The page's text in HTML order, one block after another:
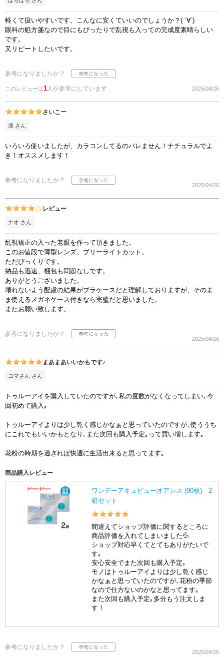
軽くて扱いやすいです。こんなに安くていいのでしょうか？( ´∀`)
眼科の処方箋なので目にもぴったりで乱視も入っての完成度素晴らしい
です。
又リピートしたいです。
参考になりましたか？
このレビューは1 人が参考にしています 2025/04/26
さいこー
凛 さん
いろいろ使いましたが、カラコンしてるのバレません！ナチュラルでよ
き！オススメします！
参考になりましたか？
2025/04/26
レビュー
ナオ さん
乱視矯正の入った老眼を作って頂きました。
このお値段で薄型レンズ、ブリーライトカット。
ただびっくりです。
納品も迅速、梱包も問題なしです。
ありがとうございました。
壊れないよう配慮の結果がプラケースだと理解しておりますが、そのま
ま使えるメガネケース付きなら完璧だと思いました。
またお願い致します。
参考になりましたか？
2025/04/26
まあまあいいかもです♪
コマさん さん
トゥルーアイを購入していたのですが､私の度数がなくなってしまい､今
回初めて購入｡
トゥルーアイよりは少し乾く感じかなぁと思っていたのですが､使ううち
にこれでもいいかもとなり､また次回も購入予定｡って買い増します｡
花粉の時期を過ぎれば快適に生活出来ると思ってます｡
商品購入レビュー
ワンデーアキュビューオアシス (90枚) 2
箱セット
間違えてショップ評価に関するところに
商品評価を入れてしまいました💦
ショップ対応早くてとてもありがたいで
す｡
安心安全でまた次回も購入予定｡
モノはトゥルーアイよりは少し乾く感じ
かなぁと思っていたのですが､花粉の季節
なので仕方ないのかなと思ってます｡
また次回も購入予定｡多分もう注文しま
す！
参考になりましたか？
2025/04/25